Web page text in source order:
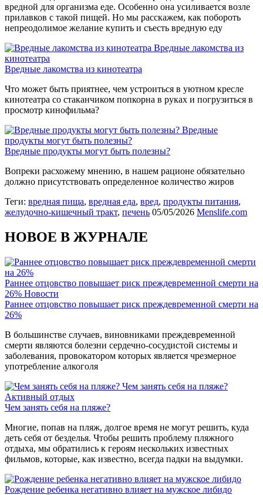
вредной для организма еде. Особенно она усиливается возле
прилавков с такой пищей. Но мы расскажем, как побороть
непреодолимое желание купить и съесть вредную еду
Вредные лакомства из
кинотеатра
Вредные лакомства из кинотеатра
Что может быть приятнее, чем устроиться в уютном кресле
кинотеатра со стаканчиком попкорна в руках и погрузиться в
просмотр кинофильма?
Вредные
продукты могут быть полезны?
Вредные продукты могут быть полезны?
Вопреки расхожему мнению, в нашем рационе обязательно
должно присутствовать определенное количество жиров
Теги: вредная пища, вредная еда, вред, продукты питания,
желудочно-кишечный тракт, печень 05/05/2026 Menslife.com
НОВОЕ В ЖУРНАЛЕ
Раннее отцовство повышает риск преждевременной смерти на
26% Новости
Раннее отцовство повышает риск преждевременной смерти на
26%
В большинстве случаев, виновниками преждевременной
смерти являются болезни сердечно-сосудистой системы и
заболевания, провокатором которых является чрезмерное
употребление алкоголя
Чем занять себя на пляже?
Активный отдых
Чем занять себя на пляже?
Многие, попав на пляж, долгое время не могут решить, куда
деть себя от безделья. Чтобы решить проблему пляжного
отдыха, мы обратились к героям нескольких известных
фильмов, которые, как известно, всегда падки на выдумки.
Рождение ребенка негативно влияет на мужское либидо